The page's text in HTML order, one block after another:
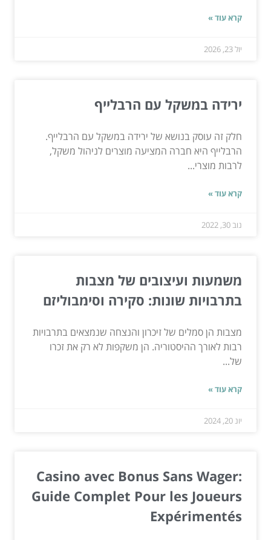
קרא עוד »
יול 23, 2026
ירידה במשקל עם הרבלייף
חלק זה עוסק בנושא של ירידה במשקל עם הרבלייף.
הרבלייף היא חברה המציעה מוצרים לניהול משקל,
לרבות מוצרי...
קרא עוד »
נוב 30, 2022
משמעות ועיצובים של מצבות
בתרבויות שונות: סקירה וסימבוליזם
מצבות הן סמלים של זיכרון והנצחה שנמצאים בתרבויות
רבות לאורך ההיסטוריה. הן משקפות לא רק את זכרו
של...
קרא עוד »
יונ 20, 2024
Casino avec Bonus Sans Wager:
Guide Complet Pour les Joueurs
Expérimentés